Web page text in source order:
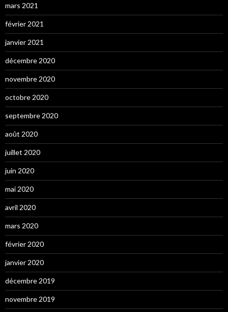
mars 2021
février 2021
janvier 2021
décembre 2020
novembre 2020
octobre 2020
septembre 2020
août 2020
juillet 2020
juin 2020
mai 2020
avril 2020
mars 2020
février 2020
janvier 2020
décembre 2019
novembre 2019